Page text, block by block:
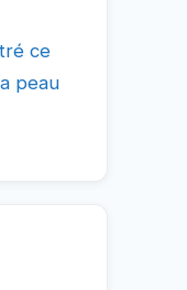
ce
peau